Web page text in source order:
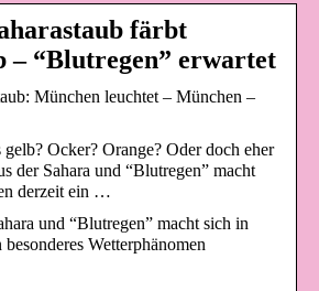
färbt
– “Blutregen” erwartet
München leuchtet – München –
Ocker? Orange? Oder doch eher
der Sahara und “Blutregen” macht
derzeit ein …
und “Blutregen” macht sich in
Wetterphänomen